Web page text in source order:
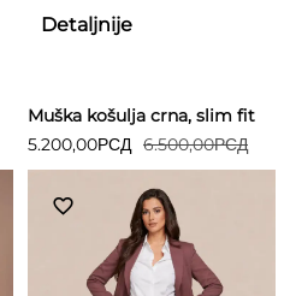
Detaljnije
Muška košulja crna, slim fit
6.500,00РСД
5.200,00РСД